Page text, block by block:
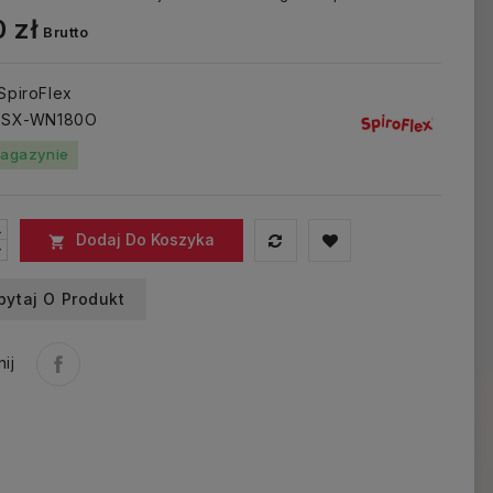
zł Brutto
WN180O
 Dodaj Do Koszyka
O Produkt